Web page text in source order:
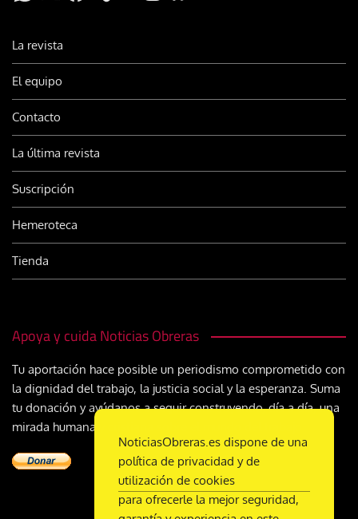
La revista
El equipo
Contacto
La última revista
Suscripción
Hemeroteca
Tienda
Apoya y cuida Noticias Obreras
Tu aportación hace posible un periodismo comprometido con
la dignidad del trabajo, la justicia social y la esperanza. Suma
tu donación y ayúdanos a seguir construyendo, día a día, una
mirada humana y cristiana sobre el mundo del trabajo
NoticiasObreras.es dispone de una
política de privacidad y de
utilización de cookies
para ofrecerle la mejor seguridad,